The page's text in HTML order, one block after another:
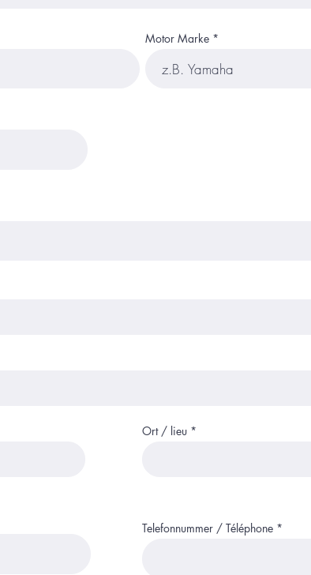
Motor Marke
Ort / lieu
Telefonnummer / Téléphone